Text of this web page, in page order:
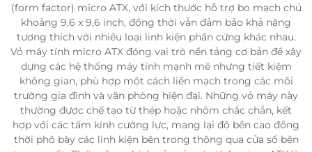
(form factor) micro ATX, với kích thước hỗ trợ bo mạch chủ
khoảng 9,6 x 9,6 inch, đồng thời vẫn đảm bảo khả năng
tương thích với nhiều loại linh kiện phần cứng khác nhau.
Vỏ máy tính micro ATX đóng vai trò nền tảng cơ bản để xây
dựng các hệ thống máy tính mạnh mẽ nhưng tiết kiệm
không gian, phù hợp một cách liền mạch trong các môi
trường gia đình và văn phòng hiện đại. Những vỏ máy này
thường được chế tạo từ thép hoặc nhôm chắc chắn, kết
hợp với các tấm kính cường lực, mang lại độ bền cao đồng
thời phô bày các linh kiện bên trong thông qua cửa sổ bên